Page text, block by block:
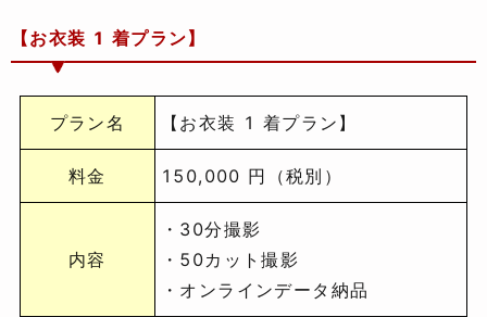
【お衣装 1 着プラン】
プラン名 【お衣装 1 着プラン】
料金 150,000 円（税別）
内容
・30分撮影
・50カット撮影
・オンラインデータ納品